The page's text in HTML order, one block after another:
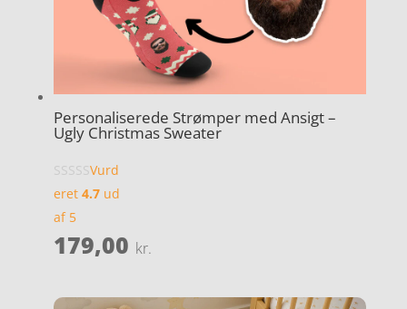
Personaliserede Strømper med Ansigt –
Ugly Christmas Sweater
Vurd
eret 4.7ud
af 5
179,00 kr.